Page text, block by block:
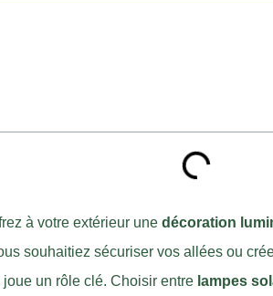
à votre extérieur une décoration
souhaitiez sécuriser vos allées ou
joue un rôle clé. Choisir entre lampes